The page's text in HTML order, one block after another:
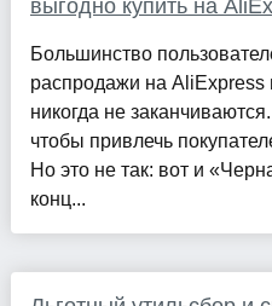
выгодно купить на
Большинство
распродажи на AliExpress
никогда не
чтобы привлечь
Но это не так: вот и
конц...